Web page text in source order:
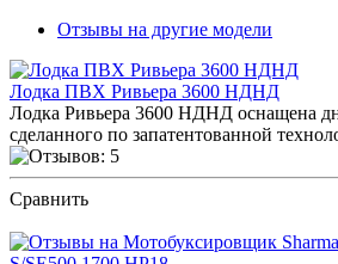
Отзывы на другие модели
Лодка ПВХ Ривьера 3600 НДНД
Лодка Ривьера 3600 НДНД оснащена
сделанного по запатентованной
Сравнить